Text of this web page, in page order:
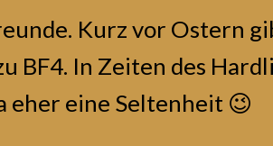
Kurz vor Ostern
BF4. In Zeiten des
eher eine Seltenheit 😉